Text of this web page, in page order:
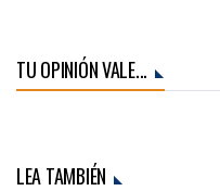
TU OPINIÓN VALE...
LEA TAMBIÉN